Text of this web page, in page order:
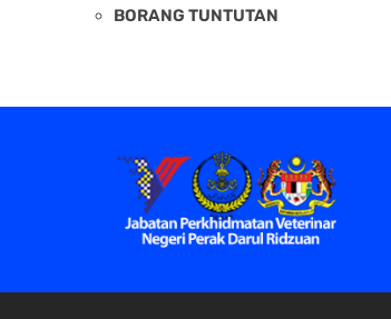
BORANG TUNTUTAN